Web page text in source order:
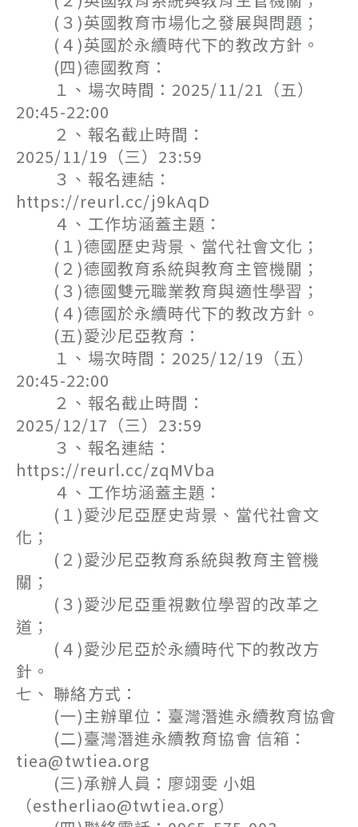
(３)英國教育市場化之發展與問題；
(４)英國於永續時代下的教改方針。
(四)德國教育：
１、場次時間：2025/11/21（五）
20:45-22:00
２、報名截止時間：
2025/11/19（三）23:59
３、報名連結：
https://reurl.cc/j9kAqD
４、工作坊涵蓋主題：
(１)德國歷史背景、當代社會文化；
(２)德國教育系統與教育主管機關；
(３)德國雙元職業教育與適性學習；
(４)德國於永續時代下的教改方針。
(五)愛沙尼亞教育：
１、場次時間：2025/12/19（五）
20:45-22:00
２、報名截止時間：
2025/12/17（三）23:59
３、報名連結：
https://reurl.cc/zqMVba
４、工作坊涵蓋主題：
(１)愛沙尼亞歷史背景、當代社會文
化；
(２)愛沙尼亞教育系統與教育主管機
關；
(３)愛沙尼亞重視數位學習的改革之
道；
(４)愛沙尼亞於永續時代下的教改方
針。
七、 聯絡方式：
(一)主辦單位：臺灣潛進永續教育協會
(二)臺灣潛進永續教育協會 信箱：
tiea@twtiea.org
(三)承辦人員：廖翊雯 小姐
（estherliao@twtiea.org）